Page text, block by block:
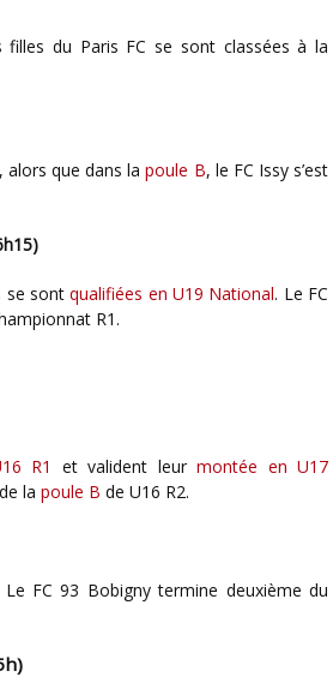
du Paris FC se sont classées à la
alors que dans lapoule B, le FC Issy s’est
se sontqualifiées en U19 National. Le FC
R1.
R1 et valident leurmontée en U17
la poule B de U16 R2.
FC 93 Bobigny termine deuxième du